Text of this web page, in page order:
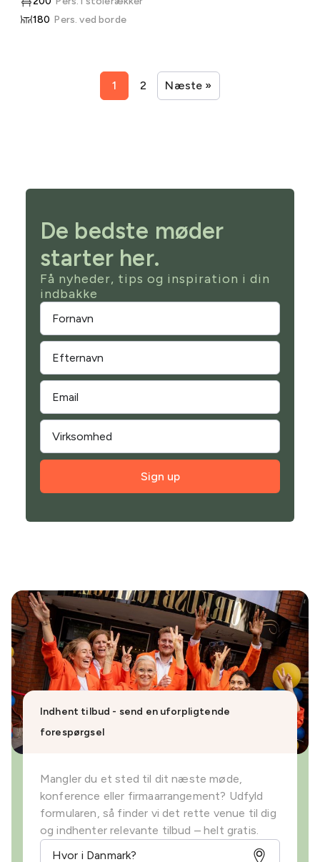
180 Pers. ved borde
1 2 Næste »
De bedste møder
starter her.
Få nyheder, tips og inspiration i din
indbakke
Sign up
Indhent tilbud - send en uforpligtende
forespørgsel
Mangler du et sted til dit næste møde,
konference eller firmaarrangement? Udfyld
formularen, så finder vi det rette venue til dig
og indhenter relevante tilbud – helt gratis.